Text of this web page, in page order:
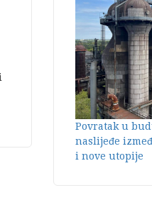
Povratak u
naslijeđe
i nove utopije